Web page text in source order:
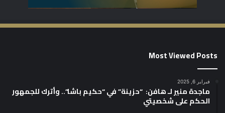
Most Viewed Posts
فبراير 6, 2025
ماجدة منير لـ هافن: “حزينة” في “حكيم باشا”.. وأترك للجمهور
الحكم على شخصيتي